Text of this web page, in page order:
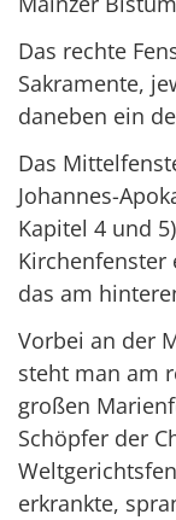
Das rechte
Sakramente,
daneben ein
Das
Johannes-
Kapitel 4 und
Kirchenfenster
das am
Vorbei an der
steht man am
großen
Schöpfer der
erkrankte,